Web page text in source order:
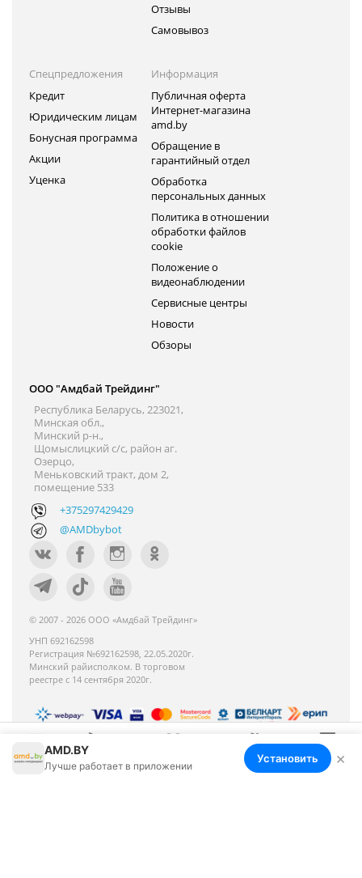
Меню Корзина Избранное Сравнение Войти
Отзывы
Самовывоз
Спецпредложения
Кредит
Юридическим лицам
Бонусная программа
Акции
Уценка
Информация
Публичная оферта
Интернет-магазина
amd.by
Обращение в
гарантийный отдел
Обработка
персональных данных
Политика в отношении
обработки файлов
cookie
Положение о
видеонаблюдении
Сервисные центры
Новости
Обзоры
ООО "Амдбай Трейдинг"
Республика Беларусь, 223021,
Минская обл.,
Минский р-н.,
Щомыслицкий с/с, район аг.
Озерцо,
Меньковский тракт, дом 2,
помещение 533
+375297429429
@AMDbybot
© 2007 - 2026 ООО «Амдбай Трейдинг»
УНП 692162598
Регистрация №692162598, 22.05.2020г.
Минский райисполком. В торговом
реестре с 14 сентября 2020г.
Номер телефона работников местных
исполнительных и распорядительных органов по
AMD.BY
Лучше работает в приложении
Установить ×